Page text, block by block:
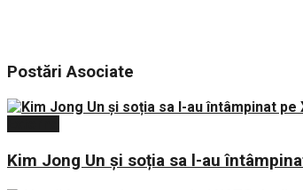
PostăriAsociate
Kim Jong Un și soția sa l-au